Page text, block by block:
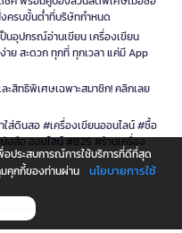
งครบขั้นต่ำที่บริษัทกำหนด
นอุปกรณ์อ่านเขียน เครื่องเขียน
ย สะดวก ทุกที่ ทุกเวลา แค่มี App
ะสิทธิพิเศษเฉพาะสมาชิก! คลิกเลย
ส่ดินสอ #เครื่องเขียนออนไลน์ #ซื้อ
งสือ ออนไลน์ #B2S #ร้านเครื่อง
อประสบการณ์การใช้บริการที่ดีที่สุด
คุกกี้ของท่านผ่าน
นโยบายการใช้